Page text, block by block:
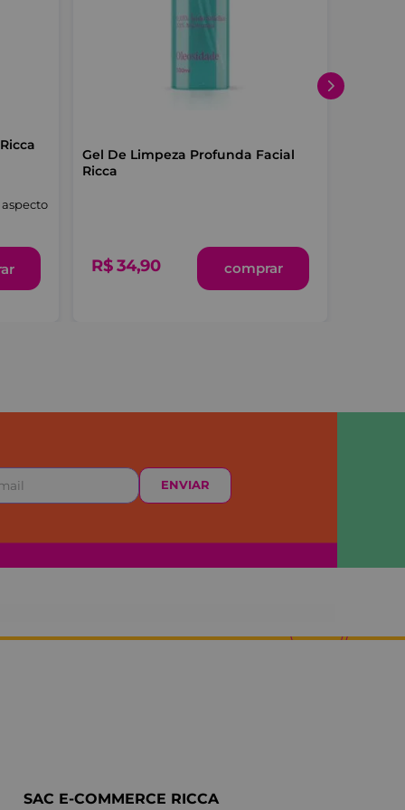
Gel De Limpeza Profunda Facial
Ricca
R$ 34,90 comprar
ENVIAR
SAC E-COMMERCE RICCA